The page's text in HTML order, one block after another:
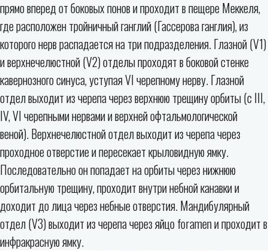
прямо вперед от боковых понов и проходит в пещере Меккеля,
где расположен тройничный ганглий (Гассерова ганглия), из
которого нерв распадается на три подразделения. Глазной (V1)
и верхнечелюстной (V2) отделы проходят в боковой стенке
кавернозного синуса, уступая VI черепному нерву. Глазной
отдел выходит из черепа через верхнюю трещину орбиты (с III,
IV, VI черепными нервами и верхней офтальмологической
веной). Верхнечелюстной отдел выходит из черепа через
проходное отверстие и пересекает крыловидную ямку.
Последовательно он попадает на орбиты через нижнюю
орбитальную трещину, проходит внутри небной канавки и
доходит до лица через небные отверстия. Мандибулярный
отдел (V3) выходит из черепа через яйцо foramen и проходит в
инфракрасную ямку.